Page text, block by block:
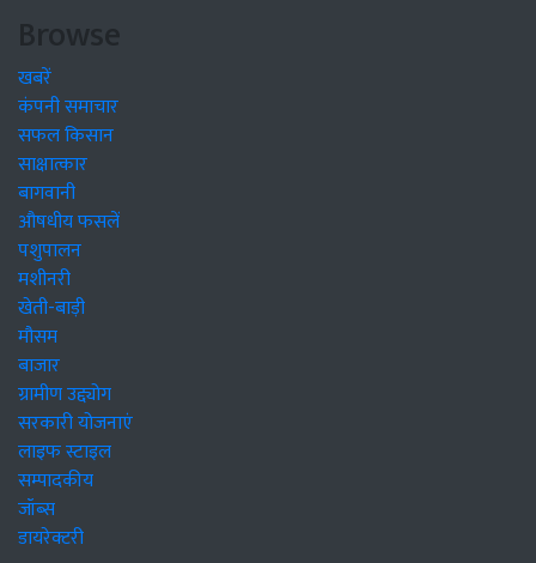
Browse
खबरें
कंपनी समाचार
सफल किसान
साक्षात्कार
बागवानी
औषधीय फसलें
पशुपालन
मशीनरी
खेती-बाड़ी
मौसम
बाजार
ग्रामीण उद्द्योग
सरकारी योजनाएं
लाइफ स्टाइल
सम्पादकीय
जॉब्स
डायरेक्टरी